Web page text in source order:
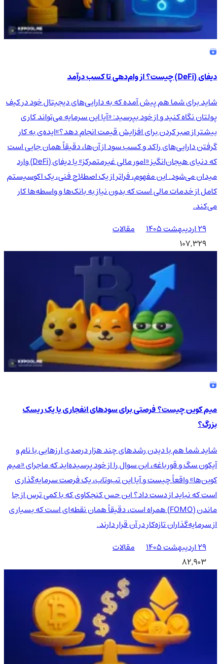
دیفای (DeFi) چیست؟ از وام‌دهی تا کسب درآمد
شاید برای شما هم پیش آمده که به دارایی‌های دیجیتال خود در کیف
پولتان نگاه کنید و از خود بپرسید: «آیا این سرمایه می‌تواند کاری
بیشتر از صبر کردن برای افزایش قیمت انجام دهد؟»ایده‌ی به کار
گرفتن دارایی‌های راکد و کسب سود از آن‌ها، دقیقاً همان جایی است
که دنیای هیجان‌انگیز «امور مالی غیرمتمرکز» یا دیفای (DeFi) وارد
میدان می‌شود. این مفهوم، فراتر از یک اصطلاح فنی، یک اکوسیستم
کامل از خدمات مالی است که بدون نیاز به بانک‌ها و واسطه‌ها کار
می‌کند.
۲۹ اردیبهشت ۱۴۰۵
مقالات
107,329
میم کوین چیست؟ فرصتی برای سودهای انفجاری یا یک ریسک
بزرگ؟
شاید شما هم با دیدن رشدهای چند هزار درصدی ارزهایی با نام و
آیکون سگ و قورباغه، این سوال را از خود پرسیده‌اید که ماجرای «میم
کوین‌ها» واقعاً چیست و آیا این تب‌وتاب، یک فرصت سرمایه‌گذاری
است که نباید از دست داد؟ این حس کنجکاوی که با کمی ترس از جا
ماندن (FOMO) همراه است، دقیقاً همان نقطه‌ای است که بسیاری
از سرمایه‌گذاران تازه‌کار در آن قرار دارند.
۲۹ اردیبهشت ۱۴۰۵
مقالات
82,903